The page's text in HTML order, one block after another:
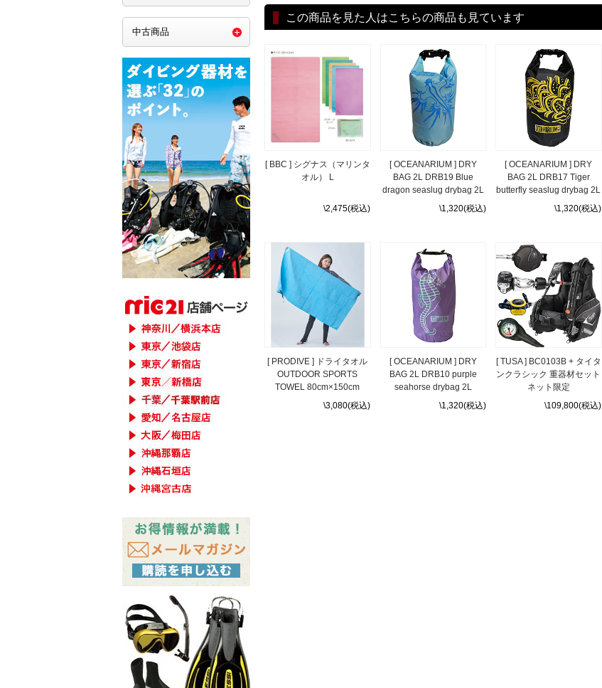
この商品を見た人はこちらの商品も見ています
[ BBC ] シグナス（マリンタ
オル） L
\2,475(税込)
[ OCEANARIUM ] DRY
BAG 2L DRB19 Blue
dragon seaslug drybag 2L
\1,320(税込)
[ OCEANARIUM ] DRY
BAG 2L DRB17 Tiger
butterfly seaslug drybag 2L
\1,320(税込)
[ PRODIVE ] ドライタオル
OUTDOOR SPORTS
TOWEL 80cm×150cm
\3,080(税込)
[ OCEANARIUM ] DRY
BAG 2L DRB10 purple
seahorse drybag 2L
\1,320(税込)
[ TUSA ] BC0103B + タイタ
ンクラシック 重器材セット
ネット限定
\109,800(税込)
中古商品